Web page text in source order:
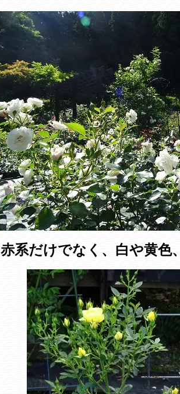
赤系だけでなく、白や黄